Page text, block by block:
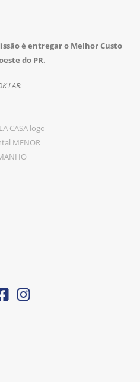
é entregar o Melhor Custo
do PR.
LAR.